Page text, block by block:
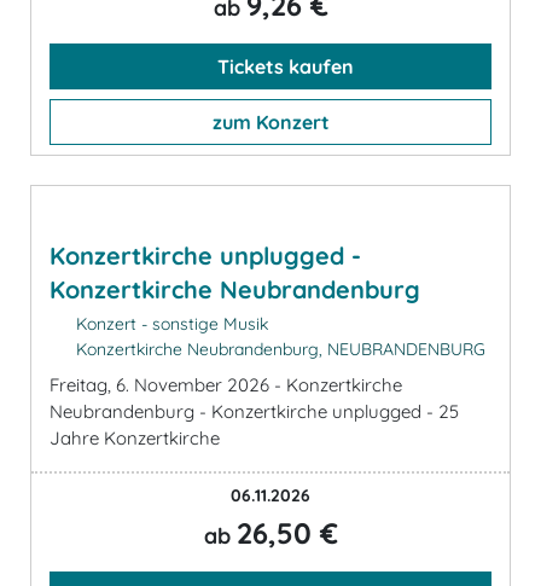
ab
Tickets kaufen
zum Konzert
Konzertkirche unplugged -
Konzertkirche Neubrandenburg
Konzert - sonstige Musik
Konzertkirche Neubrandenburg, NEUBRANDENBURG
Freitag, 6. November 2026 - Konzertkirche
Neubrandenburg - Konzertkirche unplugged - 25
Jahre Konzertkirche
06.11.2026
ab 26,50 €